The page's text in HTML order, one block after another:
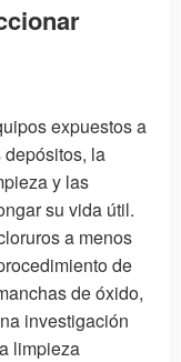
expuestos a
la
y las
su vida útil.
a menos
de
de óxido,
investigación
limpieza